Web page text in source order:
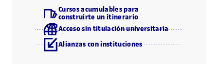
Cursos acumulables para
construirte un itinerario
Acceso sin titulación universitaria
Alianzas con instituciones